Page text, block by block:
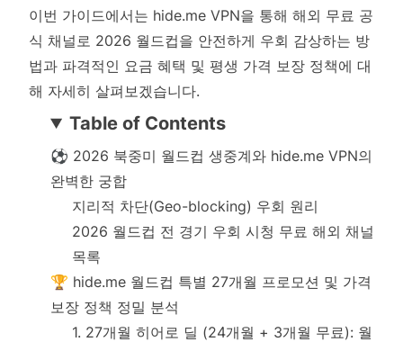
이번 가이드에서는 hide.me VPN을 통해 해외 무료 공
식 채널로 2026 월드컵을 안전하게 우회 감상하는 방
법과 파격적인 요금 혜택 및 평생 가격 보장 정책에 대
해 자세히 살펴보겠습니다.
Table of Contents
⚽ 2026 북중미 월드컵 생중계와 hide.me VPN의
완벽한 궁합
지리적 차단(Geo-blocking) 우회 원리
2026 월드컵 전 경기 우회 시청 무료 해외 채널
목록
🏆 hide.me 월드컵 특별 27개월 프로모션 및 가격
보장 정책 정밀 분석
1. 27개월 히어로 딜 (24개월 + 3개월 무료): 월